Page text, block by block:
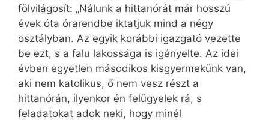
fölvilágosít: „Nálunk a hittanórát már hosszú
évek óta órarendbe iktatjuk mind a négy
osztályban. Az egyik korábbi igazgató vezette
be ezt, s a falu lakossága is igényelte. Az idei
évben egyetlen másodikos kisgyermekünk van,
aki nem katolikus, ő nem vesz részt a
hittanórán, ilyenkor én felügyelek rá, s
feladatokat adok neki, hogy minél